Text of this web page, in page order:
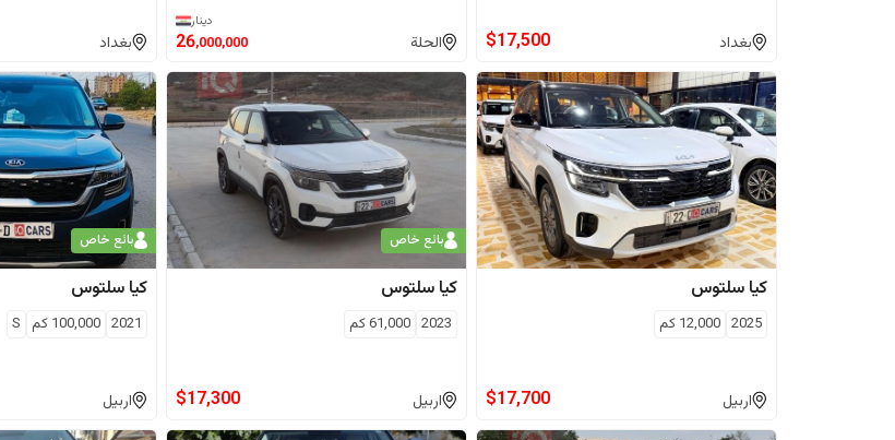
بغداد $17,500 الحلة
دينار
26,000,000 بغداد
كيا سلتوس
2025
12,000 كم
اربيل $17,700
بائع خاص
كيا سلتوس
2023
61,000كم
اربيل $17,300
بائع خاص
كيا سلتوس
2021
100,000 كم S
اربيل